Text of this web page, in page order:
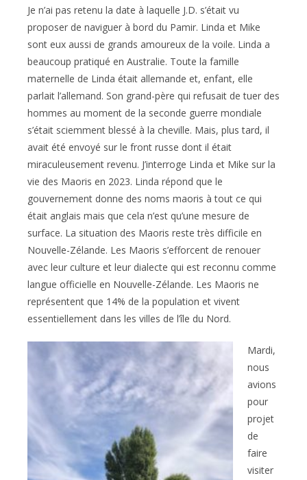
Je n’ai pas retenu la date à laquelle J.D. s’était vu
proposer de naviguer à bord du Pamir. Linda et Mike
sont eux aussi de grands amoureux de la voile. Linda a
beaucoup pratiqué en Australie. Toute la famille
maternelle de Linda était allemande et, enfant, elle
parlait l’allemand. Son grand-père qui refusait de tuer des
hommes au moment de la seconde guerre mondiale
s’était sciemment blessé à la cheville. Mais, plus tard, il
avait été envoyé sur le front russe dont il était
miraculeusement revenu. J’interroge Linda et Mike sur la
vie des Maoris en 2023. Linda répond que le
gouvernement donne des noms maoris à tout ce qui
était anglais mais que cela n’est qu’une mesure de
surface. La situation des Maoris reste très difficile en
Nouvelle-Zélande. Les Maoris s’efforcent de renouer
avec leur culture et leur dialecte qui est reconnu comme
langue officielle en Nouvelle-Zélande. Les Maoris ne
représentent que 14% de la population et vivent
essentiellement dans les villes de l’île du Nord.
Mardi,
nous
avions
pour
projet
de
faire
visiter